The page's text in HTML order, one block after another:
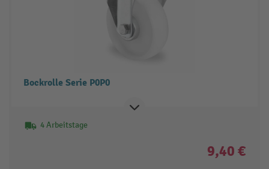
Bockrolle Serie P0P0
4 Arbeitstage
9,40 €